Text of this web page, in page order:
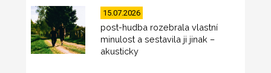
15.07.2026
post-hudba rozebrala vlastní
minulost a sestavila ji jinak –
akusticky